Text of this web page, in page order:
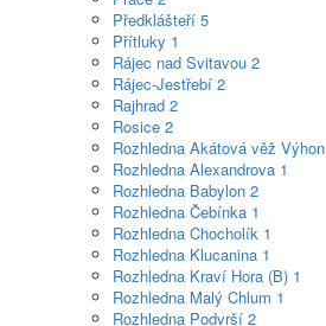
Předklášteří 5
Přítluky 1
Rájec nad Svitavou 2
Rájec-Jestřebí 2
Rajhrad 2
Rosice 2
Rozhledna Akátová věž Výhon
Rozhledna Alexandrova 1
Rozhledna Babylon 2
Rozhledna Čebínka 1
Rozhledna Chocholík 1
Rozhledna Klucanina 1
Rozhledna Kraví Hora (B) 1
Rozhledna Malý Chlum 1
Rozhledna Podvrší 2